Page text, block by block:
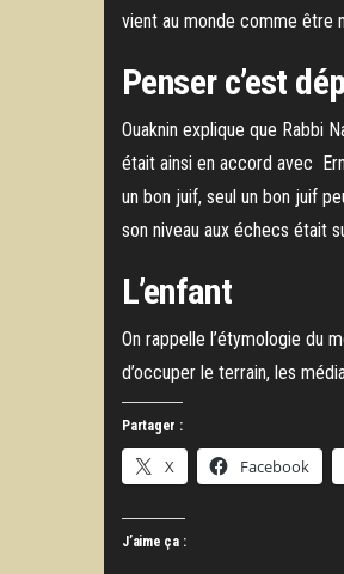
vient au monde comme être
Penser c’est
Ouaknin explique que Rabbi
était ainsi en accord avec
un bon juif, seul un bon juif
son niveau aux échecs était
L’enfant
On rappelle l’étymologie du
d’occuper le terrain, les
Partager :
X Facebook
J’aime ça :